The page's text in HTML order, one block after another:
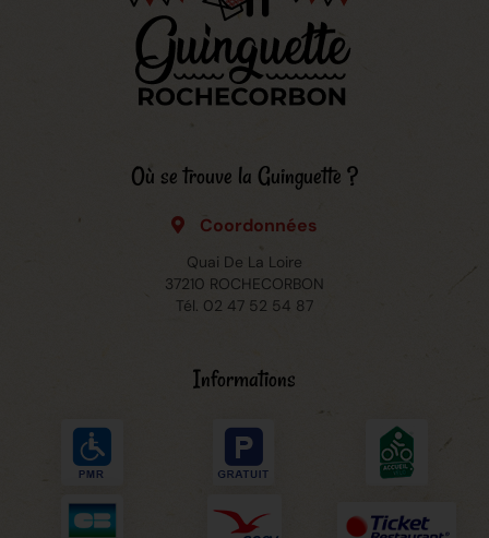
Où se trouve la Guinguette ?
Coordonnées
Quai De La Loire
37210 ROCHECORBON
Tél. 02 47 52 54 87
Informations